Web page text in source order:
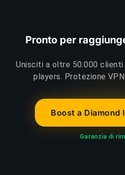
Pronto per
Unisciti a oltre 50.000
players. Protezione
Boost a Diamond
Garanzia di